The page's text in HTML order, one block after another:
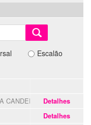
Escalão
CANDEIAS Detalhes
Detalhes